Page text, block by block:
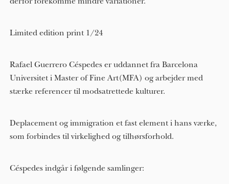
Limited edition print 1/24
Rafael Guerrero Céspedes er uddannet fra Barcelona
Universitet i Master of Fine Art(MFA) og arbejder med
stærke referencer til modsatrettede kulturer.
Deplacement og immigration et fast element i hans værke,
som forbindes til virkelighed og tilhørsforhold.
Céspedes indgår i følgende samlinger: